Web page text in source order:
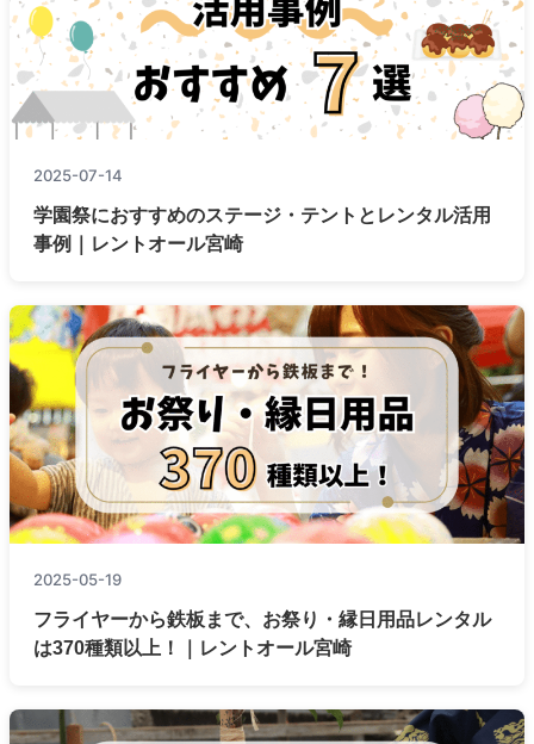
2025-07-14
学園祭におすすめのステージ・テントとレンタル活用
事例｜レントオール宮崎
2025-05-19
フライヤーから鉄板まで、お祭り・縁日用品レンタル
は370種類以上！｜レントオール宮崎